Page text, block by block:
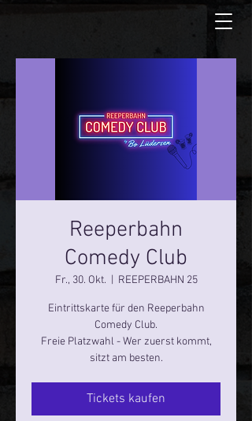
Reeperbahn
Comedy Club
Fr., 30. Okt. REEPERBAHN 25
Eintrittskarte für den Reeperbahn
Comedy Club.
Freie Platzwahl - Wer zuerst kommt,
sitzt am besten.
Tickets kaufen